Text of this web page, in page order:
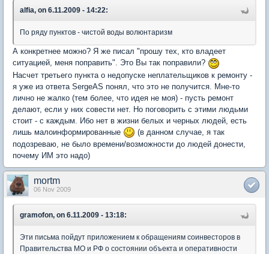
alfia, on 6.11.2009 - 14:22:
По ряду пунктов - чистой воды волюнтаризм
А конкретнее можно? Я же писал "прошу тех, кто владеет
ситуацией, меня поправить". Это Вы так поправили?
Насчет третьего пункта о недопуске неплательщиков к ремонту -
я уже из ответа SergeAS понял, что это не получится. Мне-то
лично не жалко (тем более, что идея не моя) - пусть ремонт
делают, если у них совести нет. Но поговорить с этими людьми
стоит - с каждым. Ибо нет в жизни белых и черных людей, есть
лишь малоинформированные
(в данном случае, я так
подозреваю, не было времени/возможности до людей донести,
почему ИМ это надо)
mortm
06 Nov 2009
gramofon, on 6.11.2009 - 13:18:
Эти письма пойдут приложением к обращениям соинвесторов в
Правительства МО и РФ о состоянии объекта и оперативности